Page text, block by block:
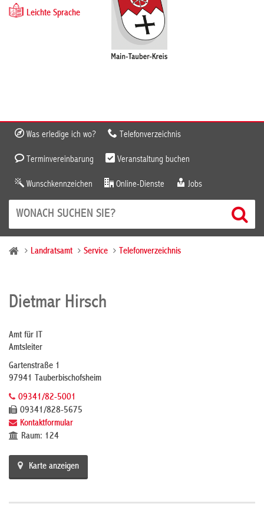
Leichte Sprache
Was erledige ich wo? Telefonverzeichnis
Terminvereinbarung Veranstaltung buchen
Wunschkennzeichen Online-Dienste Jobs
Landratsamt Service Telefonverzeichnis
Dietmar Hirsch
Amt für IT
Amtsleiter
Gartenstraße 1
97941 Tauberbischofsheim
09341/82-5001
09341/828-5675
Kontaktformular
Raum: 124
Karte anzeigen